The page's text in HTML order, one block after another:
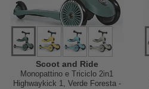
Scoot and Ride
Monopattino e Triciclo 2in1
Highwaykick 1, Verde Foresta -